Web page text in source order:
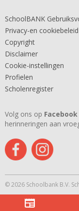
SchoolBANK
Privacy-en cookiebeleid
Copyright
Disclaimer
Cookie-instellingen
Profielen
Scholenregister
Volg ons op Facebook
herinneringen aan
© 2026 Schoolbank B.V.